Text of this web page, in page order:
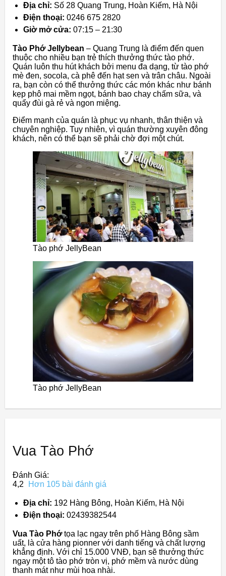
Địa chỉ: Số 28 Quang Trung, Hoàn Kiếm, Hà Nội
Điện thoại: 0246 675 2820
Giờ mở cửa: 07:15 – 21:30
Tào Phớ Jellybean – Quang Trung là điểm đến quen
thuộc cho nhiều bạn trẻ thích thưởng thức tào phớ.
Quán luôn thu hút khách bởi menu đa dạng, từ tào phớ
mè đen, socola, cà phê đến hạt sen và trân châu. Ngoài
ra, bạn còn có thể thưởng thức các món khác như bánh
kẹp phô mai mềm ngọt, bánh bao chay chấm sữa, và
quẩy đùi gà rẻ và ngon miệng.
Điểm mạnh của quán là phục vụ nhanh, thân thiện và
chuyên nghiệp. Tuy nhiên, vì quán thường xuyên đông
khách, nên có thể bạn sẽ phải chờ đợi một chút.
Tào phớ JellyBean
Tào phớ JellyBean
Vua Tào Phớ
Đánh Giá:
4,2
Hơn 105 bài đánh giá
Địa chỉ: 192 Hàng Bông, Hoàn Kiếm, Hà Nội
Điện thoại: 02439382544
Vua Tào Phớtọa lạc ngay trên phố Hàng Bông sầm
uất, là cửa hàng pionner với danh tiếng và chất lượng
khẳng định. Với chỉ 15.000 VNĐ, bạn sẽ thưởng thức
ngay một tô tào phớ tròn vị, phớ mềm và nước dùng
thanh mát như mùi hoa nhài.